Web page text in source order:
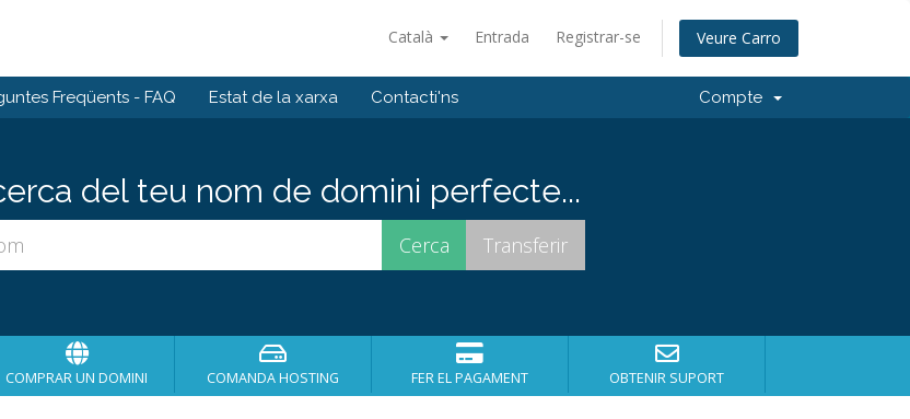
Català Entrada Registrar-se Veure Carro
Freqüents - FAQ Estat de la xarxa Contacti'ns Compte
del teu nom de domini perfecte...
COMPRAR UN DOMINI COMANDA HOSTING FER EL PAGAMENT OBTENIR SUPORT